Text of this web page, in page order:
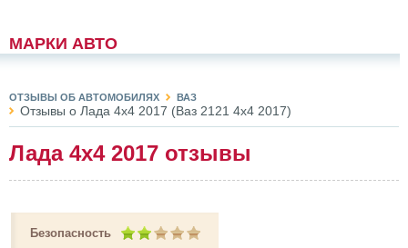
МАРКИ АВТО
ОТЗЫВЫ ОБ АВТОМОБИЛЯХ ВАЗ
Отзывы о Лада 4х4 2017 (Ваз 2121 4x4 2017)
Лада 4х4 2017 отзывы
Безопасность